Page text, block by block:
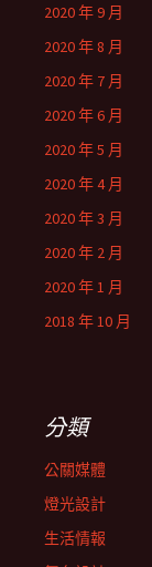
2020 年 9 月
2020 年 8 月
2020 年 7 月
2020 年 6 月
2020 年 5 月
2020 年 4 月
2020 年 3 月
2020 年 2 月
2020 年 1 月
2018 年 10 月
分類
公關媒體
燈光設計
生活情報